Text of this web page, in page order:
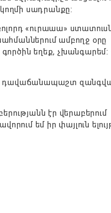
սադրանքը:
«ուրաաա»
ամբողջ օրը
եղեք,
դավաճանապաշտ
էր վերաբերում
եմ իր փայլուն